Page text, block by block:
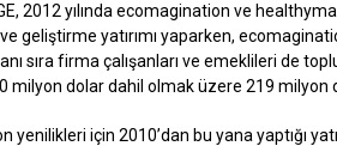
2012 yılında ecomagination ve
geliştirme yatırımı yaparken,
sıra firma çalışanları ve emeklileri de
milyon dolar dahil olmak üzere 219 milyon
yenilikleri için 2010’dan bu yana yaptığı